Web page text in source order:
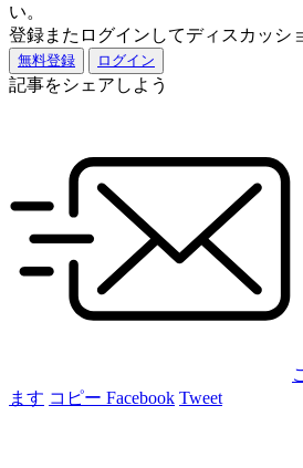
い。
登録またログインしてディスカッシ
無料登録 ログイン
記事をシェアしよう
ます コピー Facebook Tweet